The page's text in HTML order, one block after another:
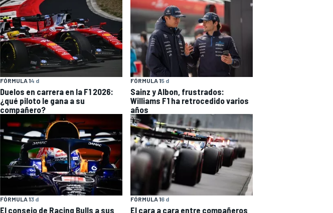
FÓRMULA 14 d
Duelos en carrera en la F1 2026:
¿qué piloto le gana a su
compañero?
FÓRMULA 15 d
Sainz y Albon, frustrados:
Williams F1 ha retrocedido varios
años
FÓRMULA 13 d
El consejo de Racing Bulls a sus
FÓRMULA 16 d
El cara a cara entre compañeros